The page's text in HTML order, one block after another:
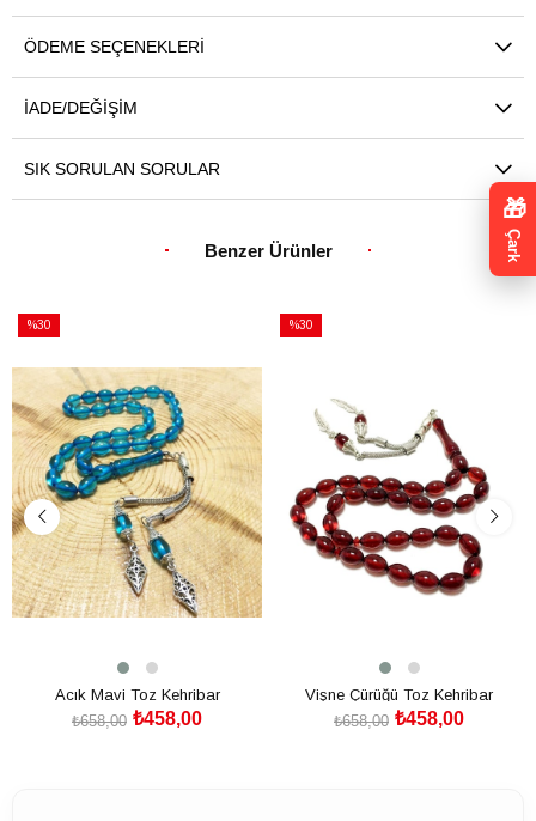
ÖDEME SEÇENEKLERI
İADE/DEĞIŞIM
SIK SORULAN SORULAR
Benzer Ürünler
%30
%30İndirim
Acık Mavi Toz Kehribar
₺458,00
₺658,00
%30
Vişne Çürüğü Toz Kehribar
₺458,00
₺658,00
🎁
Çark